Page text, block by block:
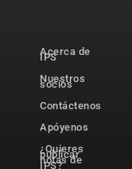
Acerca de
IPS
Nuestros
socios
Contáctenos
Apóyenos
¿Quieres
publicar
notas de
IPS?